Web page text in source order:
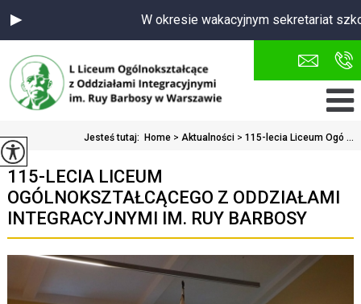
W okresie wakacyjnym sekretariat szkoły
Jesteś tutaj: Home > Aktualności > 115-lecia Liceum Ogó ...
115-LECIA LICEUM
OGÓLNOKSZTAŁCĄCEGO Z ODDZIAŁAMI
INTEGRACYJNYMI IM. RUY BARBOSY